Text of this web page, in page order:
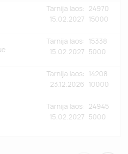
Tarnija laos:
15.02.2027
24970
15000
Tarnija laos:
15.02.2027
15338
5000
Tarnija laos:
23.12.2026
14208
10000
Tarnija laos:
15.02.2027
24945
5000